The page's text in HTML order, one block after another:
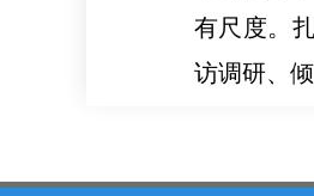
有尺度。
访调研、